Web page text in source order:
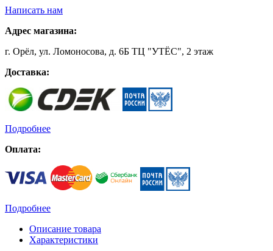
Написать нам
Адрес магазина:
г. Орёл, ул. Ломоносова, д. 6Б ТЦ "УТЁС", 2 этаж
Доставка:
Подробнее
Оплата:
Подробнее
Описание товара
Характеристики